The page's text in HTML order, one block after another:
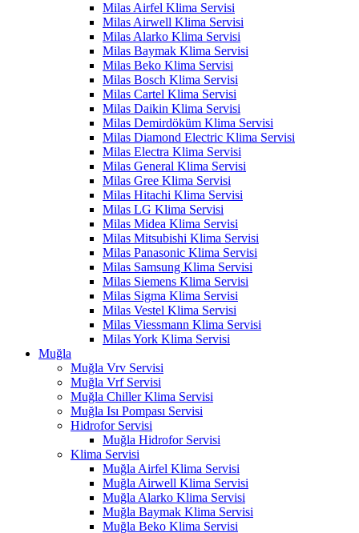
Milas Airfel Klima Servisi
Milas Airwell Klima Servisi
Milas Alarko Klima Servisi
Milas Baymak Klima Servisi
Milas Beko Klima Servisi
Milas Bosch Klima Servisi
Milas Cartel Klima Servisi
Milas Daikin Klima Servisi
Milas Demirdöküm Klima Servisi
Milas Diamond Electric Klima Servisi
Milas Electra Klima Servisi
Milas General Klima Servisi
Milas Gree Klima Servisi
Milas Hitachi Klima Servisi
Milas LG Klima Servisi
Milas Midea Klima Servisi
Milas Mitsubishi Klima Servisi
Milas Panasonic Klima Servisi
Milas Samsung Klima Servisi
Milas Siemens Klima Servisi
Milas Sigma Klima Servisi
Milas Vestel Klima Servisi
Milas Viessmann Klima Servisi
Milas York Klima Servisi
Muğla
Muğla Vrv Servisi
Muğla Vrf Servisi
Muğla Chiller Klima Servisi
Muğla Isı Pompası Servisi
Hidrofor Servisi
Muğla Hidrofor Servisi
Klima Servisi
Muğla Airfel Klima Servisi
Muğla Airwell Klima Servisi
Muğla Alarko Klima Servisi
Muğla Baymak Klima Servisi
Muğla Beko Klima Servisi